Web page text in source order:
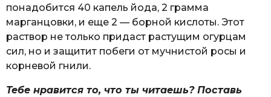
понадобится 40 капель йода, 2 грамма
марганцовки, и еще 2 — борной кислоты. Этот
раствор не только придаст растущим огурцам
сил, но и защитит побеги от мучнистой росы и
корневой гнили.
Тебе нравится то, что ты читаешь? Поставь